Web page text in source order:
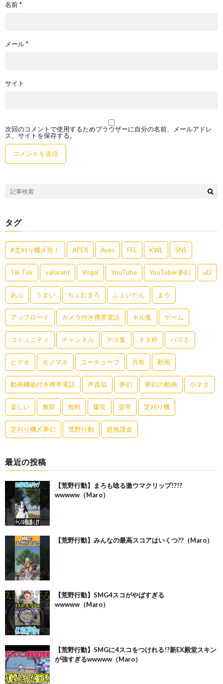
名前*
メール*
サイト
次回のコメントで使用するためブラウザーに自分の名前、メールアドレ
ス、サイトを保存する。
タグ
#芝刈り機〆危！ APEX Aves FFL KWL SNS
Tik Tok valorant Vogel YouTube YouTuber夢幻 αD
あぶ うまい ちょむまろ ふぇいたん まろ
アップロード カメラ付き携帯電話 キル集 ゲーム
コミュニティ チャンネル デス集 ネタ枠 バズる
ビデオ モノマネ ユーチューブ 共有 動画
動画機能付き携帯電話 声真似 夢幻 夢幻の動画 小ネタ
楽しい 無双 無料 爆笑 皇帝 芝刈り機
芝刈り機〆夢幻 荒野行動 超無課金
最近の投稿
【荒野行動】まろも唸る激ウマクリップ!?!?
wwwww（Maro）
【荒野行動】みんなの最高スコアはいくつ??（Maro）
【荒野行動】SMG4スコがやばすぎる
wwwww（Maro）
【荒野行動】SMGに4スコをつけれる!?新EX殿堂スキン
が強すぎるwwwww（Maro）